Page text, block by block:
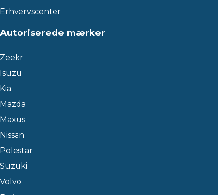
Erhvervscenter
Autoriserede mærker
Zeekr
Isuzu
Kia
Mazda
Maxus
Nissan
Polestar
Suzuki
Volvo